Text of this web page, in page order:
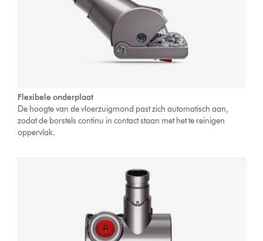
Flexibele onderplaat
De hoogte van de vloerzuigmond past zich automatisch aan,
zodat de borstels continu in contact staan met het te reinigen
oppervlak.